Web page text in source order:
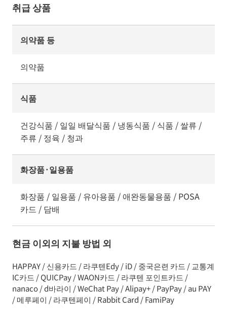
취급 상품
의약품 등
의약품
식품
건강식품 / 일일 배달식품 / 냉동식품 / 식품 / 쌀류 /
주류 / 정육 / 청과
화장품·일용품
화장품 / 일용품 / 유아용품 / 애완동물용품 / POSA
카드 / 담배
현금 이외의 지불 방법 외
HAPPAY / 신용카드 / 라쿠텐Edy / iD / 중국은련 카드 / 교통계
IC카드 / QUICPay / WAON카드 / 라쿠텐 포인트카드 /
nanaco / d바라이 / WeChat Pay / Alipay+ / PayPay / au PAY
/ 메루페이 / 라쿠텐페이 / Rabbit Card / FamiPay